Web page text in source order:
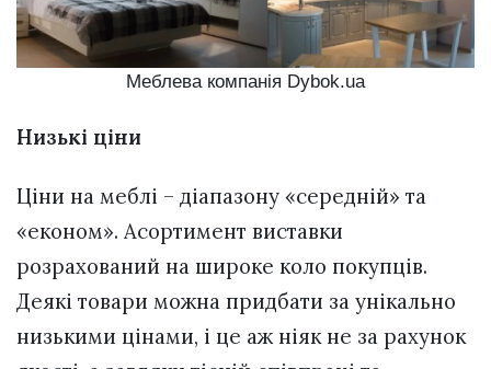
Меблева компанія Dybok.ua
Низькі ціни
Ціни на меблі – діапазону «середній» та
«економ». Асортимент виставки
розрахований на широке коло покупців.
Деякі товари можна придбати за унікально
низькими цінами, і це аж ніяк не за рахунок